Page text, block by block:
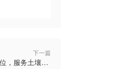
下一篇
土壤氧化还原电位仪：高效测定土壤氧化还原电位，服务土壤污染修复工作